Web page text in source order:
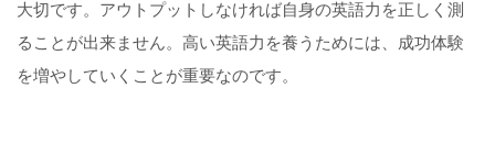
大切です。アウトプットしなければ自身の英語力を正しく測
ることが出来ません。高い英語力を養うためには、成功体験
を増やしていくことが重要なのです。